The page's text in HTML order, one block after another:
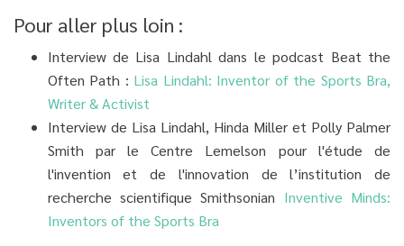
Pour aller plus loin :
Interview de Lisa Lindahl dans le podcast Beat the
Often Path : Lisa Lindahl: Inventor of the Sports Bra,
Writer & Activist
Interview de Lisa Lindahl, Hinda Miller et Polly Palmer
Smith par le Centre Lemelson pour l'étude de
l'invention et de l'innovation de l’institution de
recherche scientifique Smithsonian Inventive Minds:
Inventors of the Sports Bra